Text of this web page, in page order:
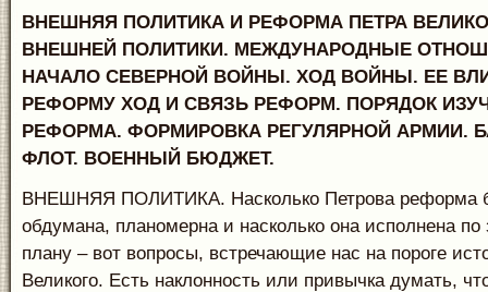
ВНЕШНЯЯ ПОЛИТИКА И РЕФОРМА ПЕТРА
ВНЕШНЕЙ ПОЛИТИКИ. МЕЖДУНАРОДНЫЕ
НАЧАЛО СЕВЕРНОЙ ВОЙНЫ. ХОД ВОЙНЫ. ЕЕ
РЕФОРМУ ХОД И СВЯЗЬ РЕФОРМ. ПОРЯДОК
РЕФОРМА. ФОРМИРОВКА РЕГУЛЯРНОЙ АРМИИ.
ФЛОТ. ВОЕННЫЙ БЮДЖЕТ.
ВНЕШНЯЯ ПОЛИТИКА. Насколько Петрова реформа
обдумана, планомерна и насколько она исполнена
плану – вот вопросы, встречающие нас на пороге
Великого. Есть наклонность или привычка думать,